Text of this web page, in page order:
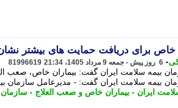
خاص برای دریافت حمایت های بیشتر
- 6 روز پیش - جمعه 9 مرداد 1405، 21:34 81996619
بیمه سلامت ایران گفت: بیماران خاص، صعب
بیمه سلامت ایران گفت: - مدیرعامل سازمان
ایران - بیماران خاص و صعب العلاج -